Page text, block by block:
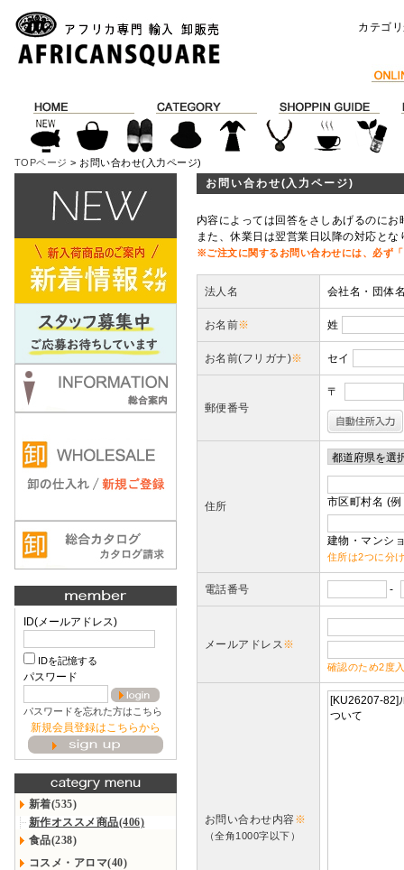
カテゴ
TOPページ > お問い合わせ(入力ページ)
ID(メールアドレス)
IDを記憶する
パスワード
パスワードを忘れた方はこちら
新規会員登録はこちらから
新着(535)
新作オススメ商品(406)
食品(238)
コスメ・アロマ(40)
お問い合わせ(入力ページ)
内容によっては回答をさしあげるのに
また、休業日は翌営業日以降の対応と
※ご注文に関するお問い合わせには、必ず
法人名 会社名・団体
お名前※ 姓
お名前(フリガナ)※ セイ
郵便番号
〒
住所 市区町村名 (
建物・マンシ
住所は2つに分
電話番号 -
メールアドレス※
確認のため2度
お問い合わせ内容※
（全角1000字以下）